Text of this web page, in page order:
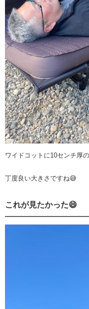
ワイドコットに10センチ厚
丁度良い大きさですね😅
これが見たかった😄